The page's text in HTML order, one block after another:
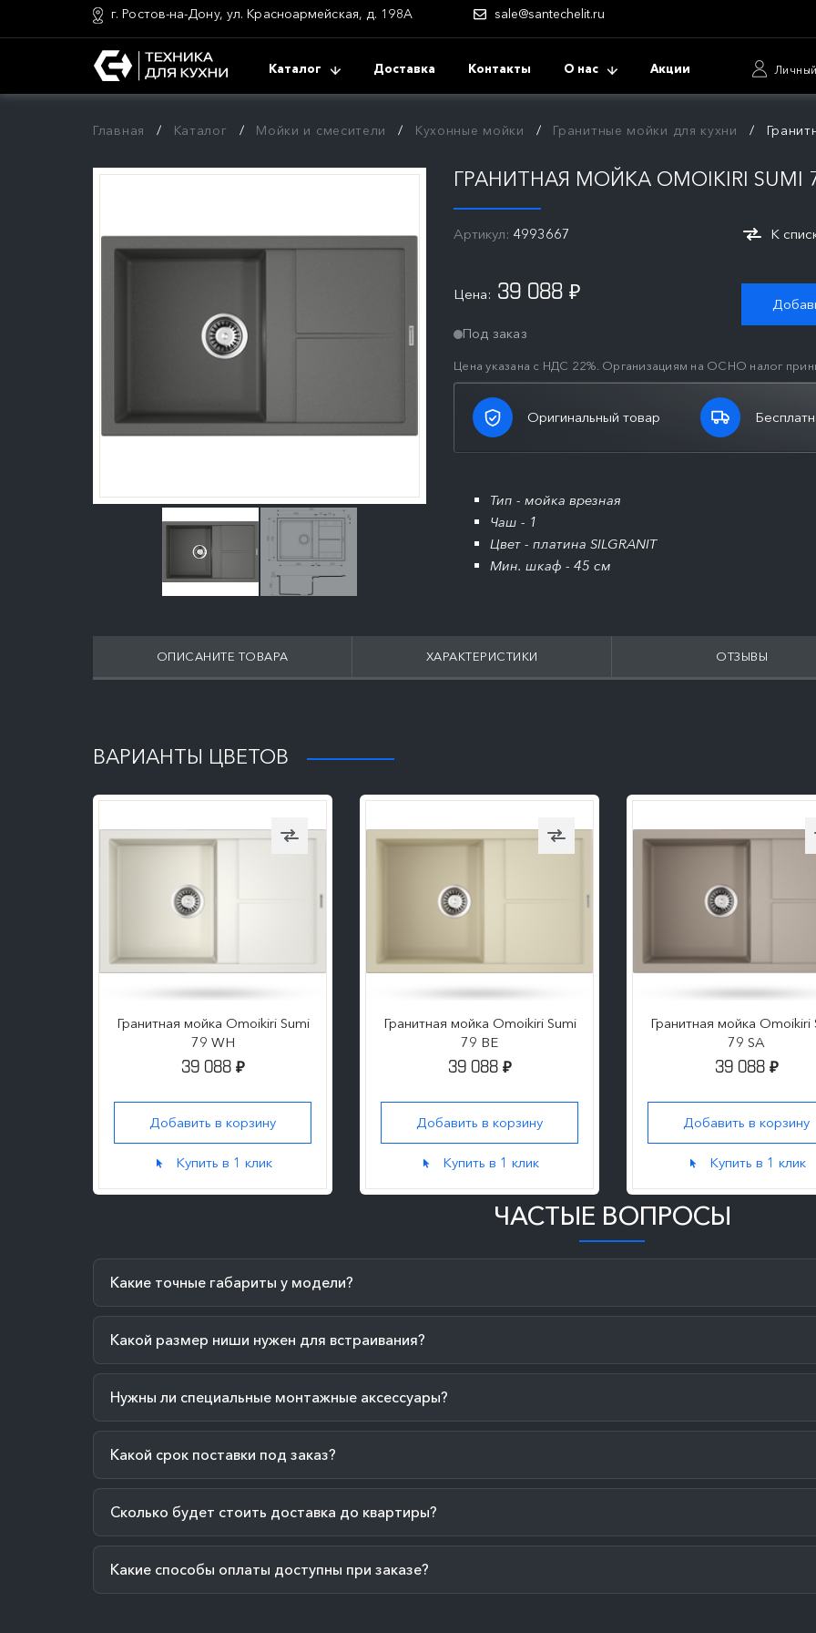
г. Ростов-на-Дону, ул. Красноармейская, д. 198А sale@santechelit.ru
Каталог Доставка Контакты О нас Акции
Главная Каталог Мойки и смесители Кухонные мойки Гранитные мойки для кухни
ГРАНИТНАЯ МОЙКА OMOIKIRI SUMI
Артикул: 4993667 К
Цена: 39 088 ₽
Под заказ
Цена указана с НДС 22%. Организациям на ОСНО налог
Оригинальный товар
Тип - мойка врезная
Чаш - 1
Цвет - платина SILGRANIT
Мин. шкаф - 45 см
ОПИСАНИТЕ ТОВАРА ХАРАКТЕРИСТИКИ ОТЗЫВЫ
ВАРИАНТЫ ЦВЕТОВ
Гранитная мойка Omoikiri Sumi
79 WH
39 088 ₽
Добавить в корзину
Купить в 1 клик
Гранитная мойка Omoikiri Sumi
79 BE
39 088 ₽
Добавить в корзину
Купить в 1 клик
Гранитная мойка Omoikiri
79 SA
39 088 ₽
Добавить в корзину
Купить в 1 клик
ЧАСТЫЕ ВОПРОСЫ
Какие точные габариты у модели?
Какой размер ниши нужен для встраивания?
Нужны ли специальные монтажные аксессуары?
Какой срок поставки под заказ?
Сколько будет стоить доставка до квартиры?
Какие способы оплаты доступны при заказе?